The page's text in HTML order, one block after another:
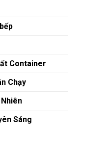
Container
Chạy
Sáng